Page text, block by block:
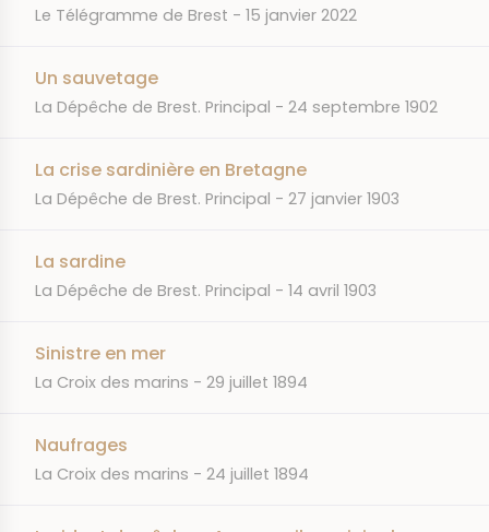
JOURNAL
Le Télégramme de Brest DATE
15 janvier 2022
Un sauvetage
JOURNAL
La Dépêche de Brest. Principal DATE
24 septembre 1902
La crise sardinière en Bretagne
JOURNAL
La Dépêche de Brest. Principal DATE
27 janvier 1903
La sardine
JOURNAL
La Dépêche de Brest. Principal DATE
14 avril 1903
Sinistre en mer
JOURNAL
La Croix des marins DATE
29 juillet 1894
Naufrages
JOURNAL
La Croix des marins DATE
24 juillet 1894